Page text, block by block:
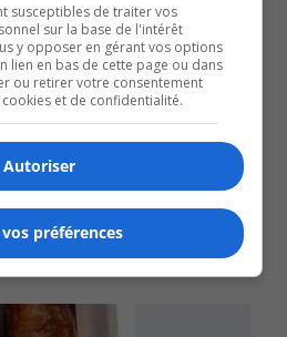
Médaille du roi Charles
susceptibles de traiter vos
sur la base de l'intérêt
y opposer en gérant vos options
lien en bas de cette page ou dans
ou retirer votre consentement
et de confidentialité.
Autoriser
préférences